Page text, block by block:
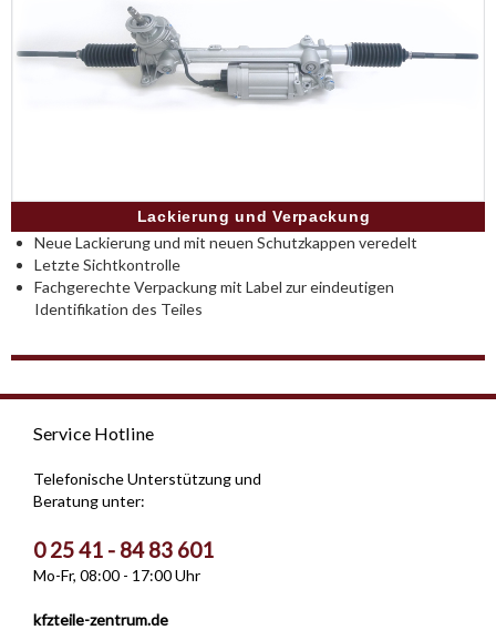
Lackierung und Verpackung
Neue Lackierung und mit neuen Schutzkappen veredelt
Letzte Sichtkontrolle
Fachgerechte Verpackung mit Label zur eindeutigen
Identifikation des Teiles
Service Hotline
Telefonische Unterstützung und
Beratung unter:
0 25 41 - 84 83 601
Mo-Fr, 08:00 - 17:00 Uhr
kfzteile-zentrum.de